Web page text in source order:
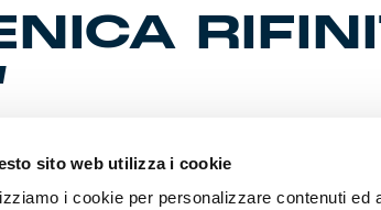
sito web utilizza i cookie
i cookie per personalizzare contenuti ed
settimana al ‘Signorini’. Nell’ante